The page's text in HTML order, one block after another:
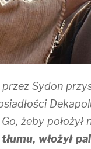
Sydon
żeby położył
włożył